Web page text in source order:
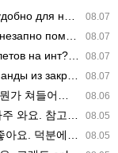
08.07
часово…
08.07
https:/…
08.07
инт? https://g…
08.07
квали…
08.06
저걸 전쟁준비라고 하…
08.05
할 때 출처 꼭 체크해요.…
08.05
채널 먼저 찾아봐요. …